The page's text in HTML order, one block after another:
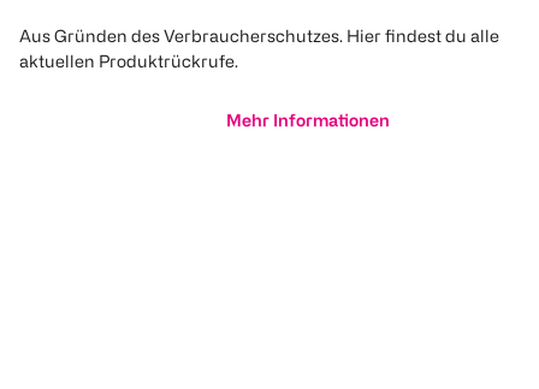
Aus Gründen des Verbraucherschutzes. Hier findest du alle
aktuellen Produktrückrufe.
Mehr Informationen